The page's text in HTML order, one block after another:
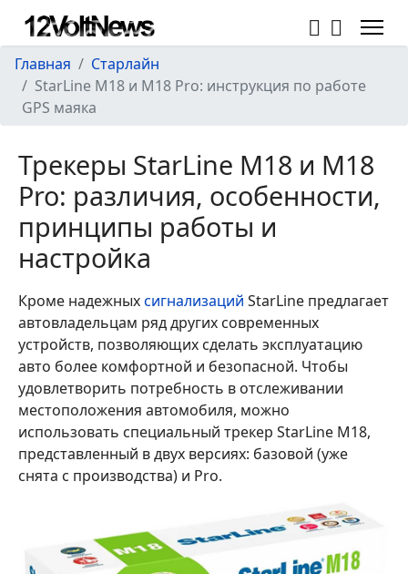
Главная
Старлайн
StarLine M18 и M18 Pro: инструкция по работе
GPS маяка
Трекеры StarLine M18 и M18
Pro: различия, особенности,
принципы работы и
настройка
Кроме надежныхсигнализаций StarLine предлагает
автовладельцам ряд других современных
устройств, позволяющих сделать эксплуатацию
авто более комфортной и безопасной. Чтобы
удовлетворить потребность в отслеживании
местоположения автомобиля, можно
использовать специальный трекер StarLine M18,
представленный в двух версиях: базовой (уже
снята с производства) и Pro.